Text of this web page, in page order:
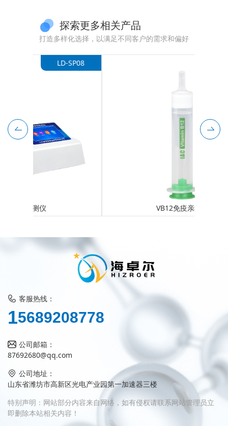
探索更多相关产品
打造多样化选择，以满足不同客户的需求和偏好
客服热线：
15689208778
公司邮箱：
87692680@qq.com
公司地址：
山东省潍坊市高新区光电产业园第一加速器三楼
特别声明：网站部分内容来自网络，如有侵权请联系网站管理员立
即删除本站相关内容！